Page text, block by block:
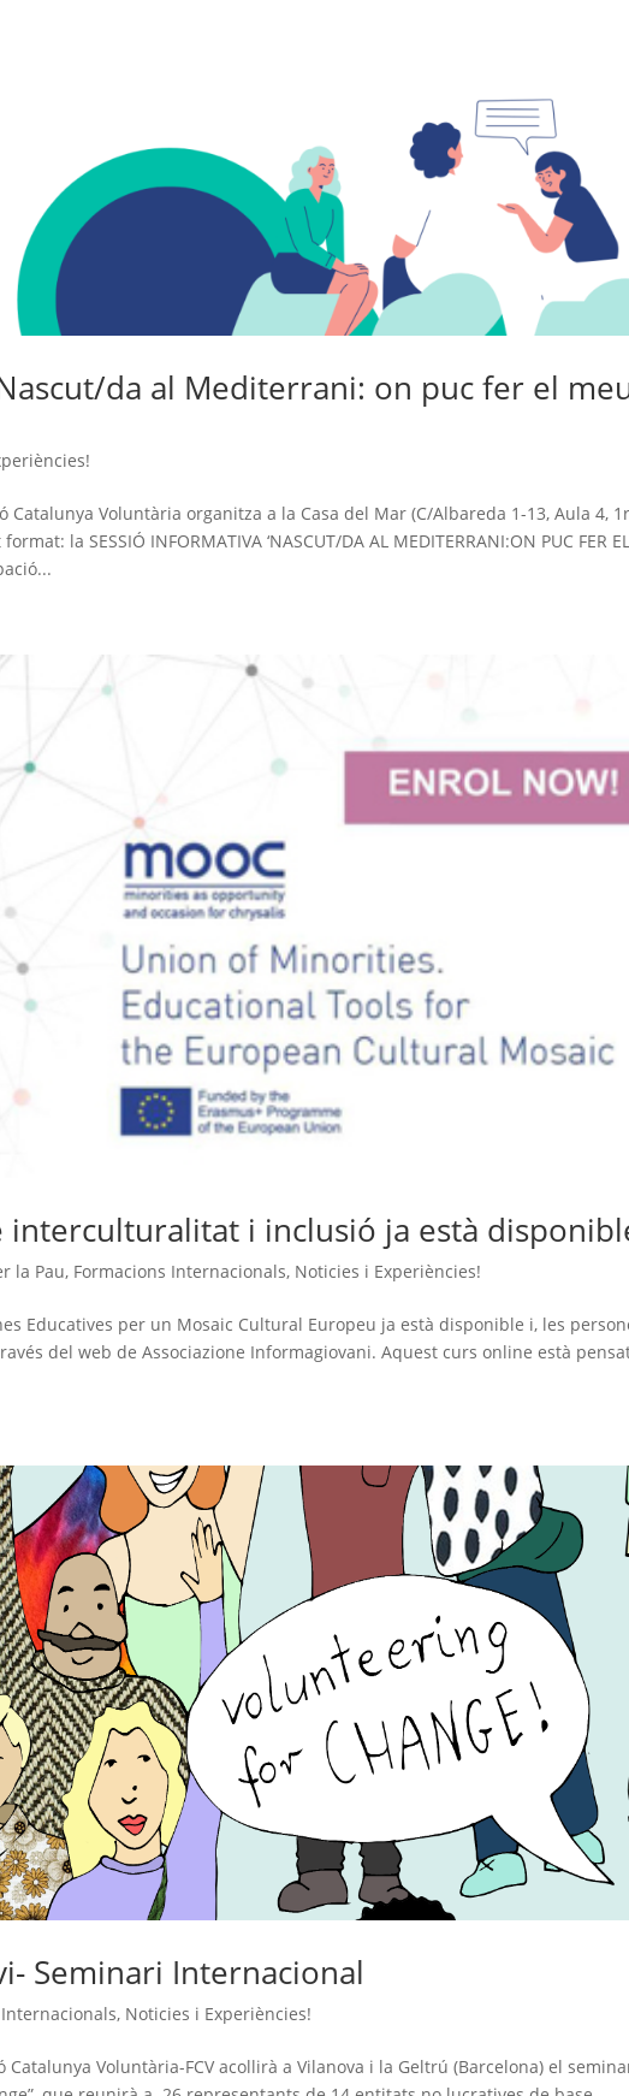
da al Mediterrani: on puc fer el
Catalunya Voluntària organitza a la Casa del Mar (C/Albareda 1-13, Aula 4,
la SESSIÓ INFORMATIVA ‘NASCUT/DA AL MEDITERRANI:ON PUC FER
interculturalitat i inclusió ja està
la Pau, Formacions Internacionals, Noticies i Experiències!
Educatives per un Mosaic Cultural Europeu ja està disponible i, les
del web de Associazione Informagiovani. Aquest curs online està
Seminari Internacional
, Noticies i Experiències!
Catalunya Voluntària-FCV acollirà a Vilanova i la Geltrú (Barcelona) el